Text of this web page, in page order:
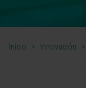
Inicio > Innovación >